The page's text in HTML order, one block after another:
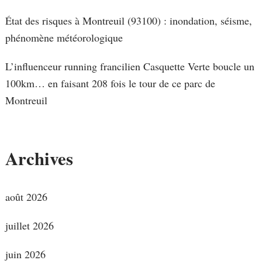
État des risques à Montreuil (93100) : inondation, séisme,
phénomène météorologique
L’influenceur running francilien Casquette Verte boucle un
100km… en faisant 208 fois le tour de ce parc de
Montreuil
Archives
août 2026
juillet 2026
juin 2026